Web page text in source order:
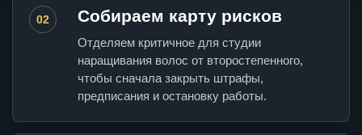
02 Собираем карту рисков
Отделяем критичное для студии
наращивания волос от второстепенного,
чтобы сначала закрыть штрафы,
предписания и остановку работы.